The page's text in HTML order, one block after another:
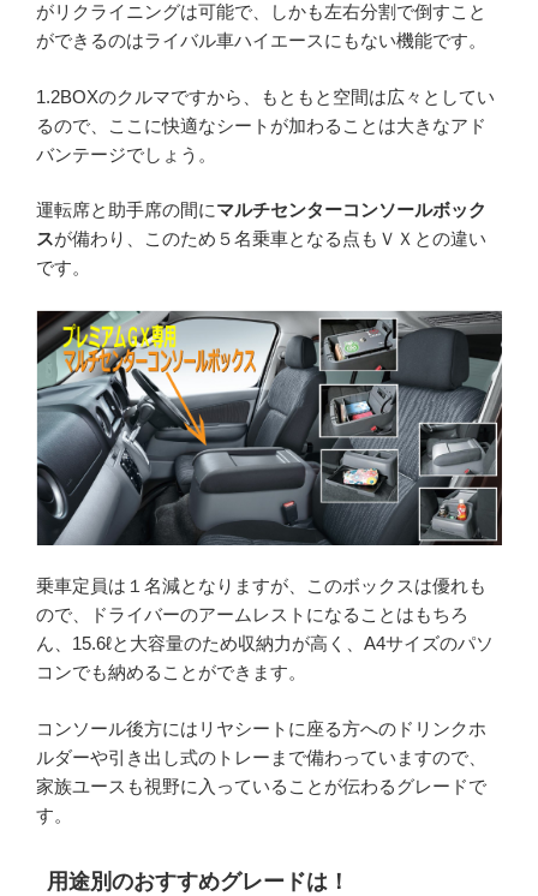
がリクライニングは可能で、しかも左右分割で倒すこと
ができるのはライバル車ハイエースにもない機能です。
1.2BOXのクルマですから、もともと空間は広々としてい
るので、ここに快適なシートが加わることは大きなアド
バンテージでしょう。
運転席と助手席の間にマルチセンターコンソールボック
スが備わり、このため５名乗車となる点もＶＸとの違い
です。
乗車定員は１名減となりますが、このボックスは優れも
ので、ドライバーのアームレストになることはもちろ
ん、15.6ℓと大容量のため収納力が高く、A4サイズのパソ
コンでも納めることができます。
コンソール後方にはリヤシートに座る方へのドリンクホ
ルダーや引き出し式のトレーまで備わっていますので、
家族ユースも視野に入っていることが伝わるグレードで
す。
用途別のおすすめグレードは！